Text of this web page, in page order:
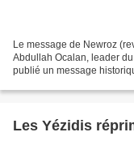
Le message de Newroz
Abdullah Ocalan, leader
publié un message
Les Yézidis